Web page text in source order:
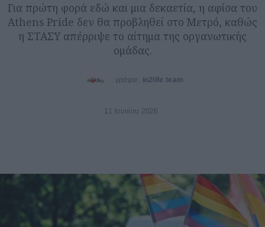
Για πρώτη φορά εδώ και μια δεκαετία, η αφίσα του
Athens Pride δεν θα προβληθεί στο Μετρό, καθώς
η ΣΤΑΣΥ απέρριψε το αίτημα της οργανωτικής
ομάδας.
γράφει: in2life team
11 Ιουνίου 2026